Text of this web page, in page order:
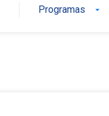
Programas arrow_drop_down